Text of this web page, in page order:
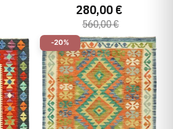
280,00 €
560,00 €
-20%